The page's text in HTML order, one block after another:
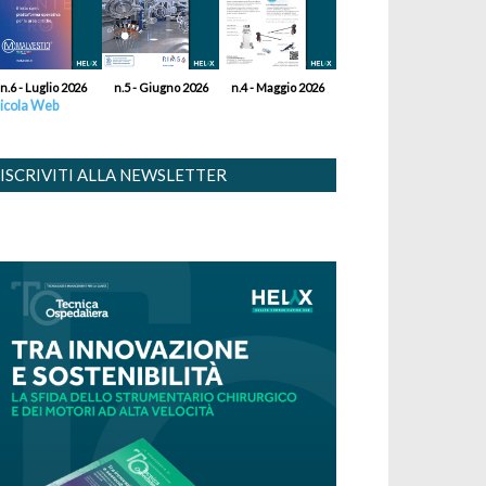
n.6 - Luglio 2026 n.5 - Giugno 2026 n.4 - Maggio 2026
Web
ISCRIVITI ALLA NEWSLETTER